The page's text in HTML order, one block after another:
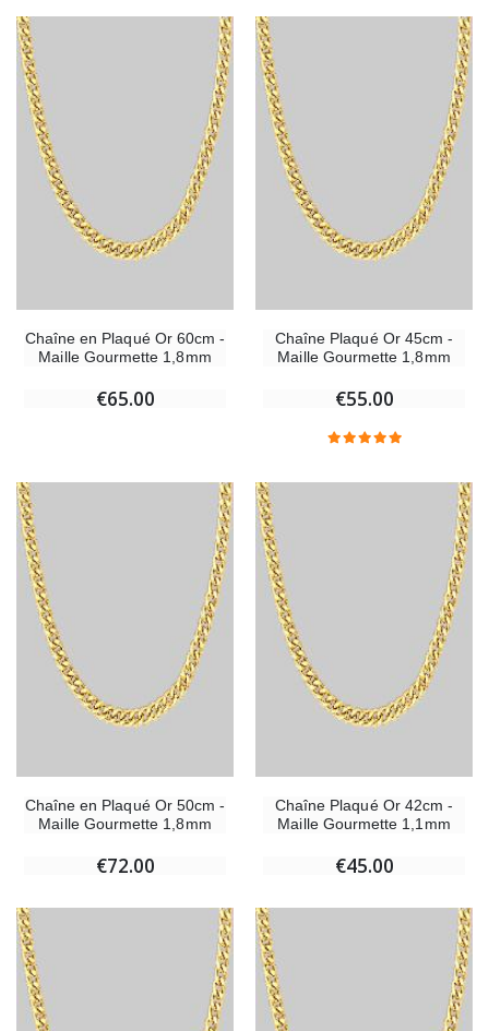
Chaîne en Plaqué Or 60cm -
Maille Gourmette 1,8mm
€65.00
Chaîne Plaqué Or 45cm -
Maille Gourmette 1,8mm
€55.00
Chaîne en Plaqué Or 50cm -
Maille Gourmette 1,8mm
€72.00
Chaîne Plaqué Or 42cm -
Maille Gourmette 1,1mm
€45.00